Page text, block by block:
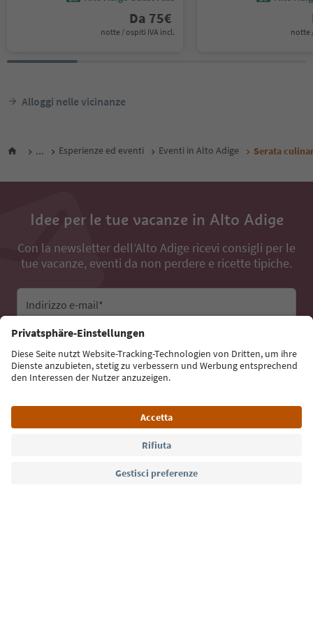
Da 75€
notte / ospiti IVA incl. notte
Alloggi nelle vicinanze
... Esperienze ed eventi Eventi in Alto Adige Serata
Idee per le tue vacanze in Alto Adige
Con la newsletter dell’Alto Adige ricevi consigli per le
tue vacanze, eventi da non perdere e ricette tipiche.
Indirizzo e-mail*
Iscriviti alla newsletter